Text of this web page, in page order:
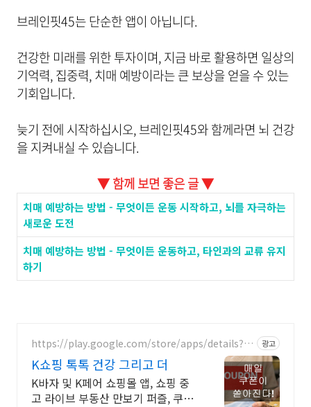
브레인핏45는 단순한 앱이 아닙니다.
건강한 미래를 위한 투자이며, 지금 바로 활용하면 일상의
기억력, 집중력, 치매 예방이라는 큰 보상을 얻을 수 있는
기회입니다.
늦기 전에 시작하십시오, 브레인핏45와 함께라면 뇌 건강
을 지켜내실 수 있습니다.
▼ 함께 보면 좋은 글 ▼
치매 예방하는 방법 - 무엇이든 운동 시작하고, 뇌를 자극하는
새로운 도전
치매 예방하는 방법 - 무엇이든 운동하고, 타인과의 교류 유지
하기
https://play.google.com/store/apps/details?id
광고
K쇼핑 톡톡 건강 그리고 더
K바자 및 K페어 쇼핑몰 앱, 쇼핑 중
고 라이브 부동산 만보기 퍼즐, 쿠폰